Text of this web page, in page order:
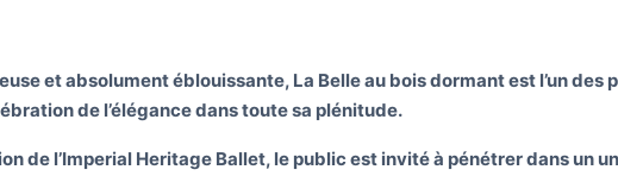
et absolument éblouissante, La Belle au bois dormant est l’un
de l’élégance dans toute sa plénitude.
de l’Imperial Heritage Ballet, le public est invité à pénétrer dans un